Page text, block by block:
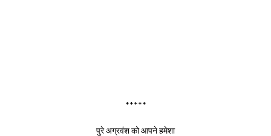
*****
पुरे अग्रवंश को आपने हमेशा